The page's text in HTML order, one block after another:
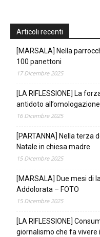
Articoli recenti
[MARSALA] Nella
100 panettoni
17 Dicembre 2025
[LA RIFLESSIONE] La
antidoto
16 Dicembre 2025
[PARTANNA] Nella terza
Natale in chiesa madre
15 Dicembre 2025
[MARSALA] Due mesi di
Addolorata – FOTO
15 Dicembre 2025
[LA RIFLESSIONE]
giornalismo che fa vivere